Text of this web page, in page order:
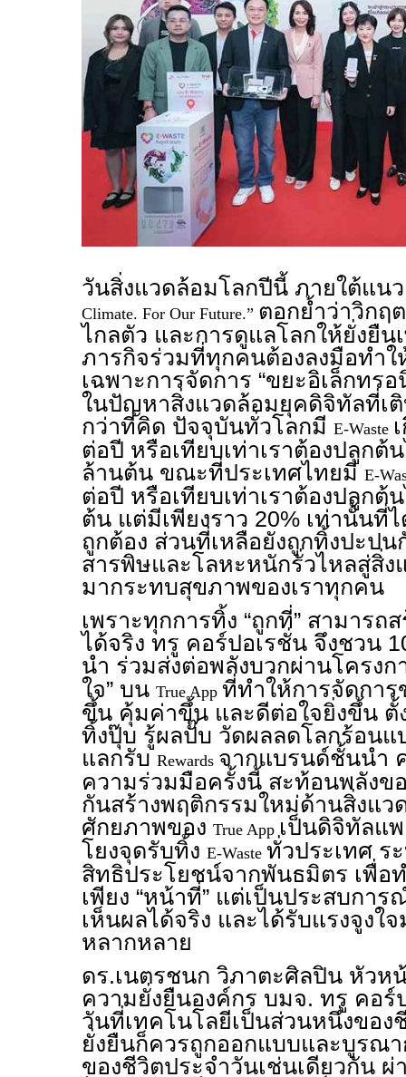
วันสิ่งแวดล้อมโลกปีนี้ ภายใต้แนว
Climate. For Our Future.” ตอกย้ำว่าวิกฤ
ไกลตัว และการดูแลโลกให้ยั่งยื
ภารกิจร่วมที่ทุกคนต้องลงมือทำใ
เฉพาะการจัดการ “ขยะอิเล็กทร
ในปัญหาสิ่งแวดล้อมยุคดิจิทัลที่เติ
กว่าที่คิด ปัจจุบันทั่วโลกมี E-Waste
ต่อปี หรือเทียบเท่าเราต้องปลูกต้
ล้านต้น ขณะที่ประเทศไทยมี E-
ต่อปี หรือเทียบเท่าเราต้องปลูก
ต้น แต่มีเพียงราว 20% เท่านั้นที่
ถูกต้อง ส่วนที่เหลือยังถูกทิ้งปะปน
สารพิษและโลหะหนักรั่วไหลสู่สิ่
มากระทบสุขภาพของเราทุกคน
เพราะทุกการทิ้ง “ถูกที่” สามารถ
ได้จริง ทรู คอร์ปอเรชั่น จึงชวน
นำ ร่วมส่งต่อพลังบวกผ่านโครงก
ใจ” บน True App ที่ทำให้การจัดการ
ขึ้น คุ้มค่าขึ้น และดีต่อใจยิ่งขึ้น
ทิ้งปุ๊บ รู้ผลปั๊บ วัดผลลดโลกร้อนแ
แลกรับRewards จากแบรนด์ชั้นนำ
ความร่วมมือครั้งนี้ สะท้อนพลังข
กันสร้างพฤติกรรมใหม่ด้านสิ่งแว
ศักยภาพของ True App เป็นดิจิทัลแ
โยงจุดรับทิ้ง E-Waste ทั่วประเทศ ร
สิทธิประโยชน์จากพันธมิตร เพื่อ
เพียง “หน้าที่” แต่เป็นประสบกา
เห็นผลได้จริง และได้รับแรงจูง
หลากหลาย
ดร.เนตรชนก วิภาตะศิลปิน หัว
ความยั่งยืนองค์กร บมจ. ทรู คอร์
วันที่เทคโนโลยีเป็นส่วนหนึ่งของ
ยั่งยืนก็ควรถูกออกแบบและบูรณ
ของชีวิตประจำวันเช่นเดียวกัน